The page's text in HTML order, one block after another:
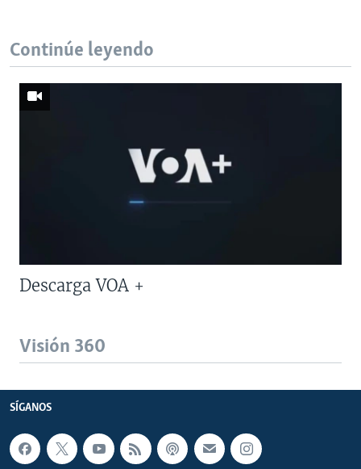
Continúe leyendo
Descarga VOA +
Visión 360
SÍGANOS